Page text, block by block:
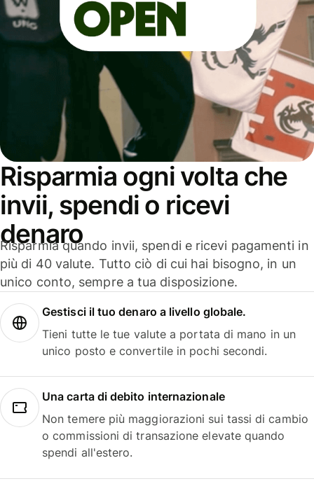
Risparmia ogni volta che
invii, spendi o ricevi
denaro
Risparmia quando invii, spendi e ricevi pagamenti in
più di 40 valute. Tutto ciò di cui hai bisogno, in un
unico conto, sempre a tua disposizione.
Gestisci il tuo denaro a livello globale.
Tieni tutte le tue valute a portata di mano in un
unico posto e convertile in pochi secondi.
Una carta di debito internazionale
Non temere più maggiorazioni sui tassi di cambio
o commissioni di transazione elevate quando
spendi all'estero.